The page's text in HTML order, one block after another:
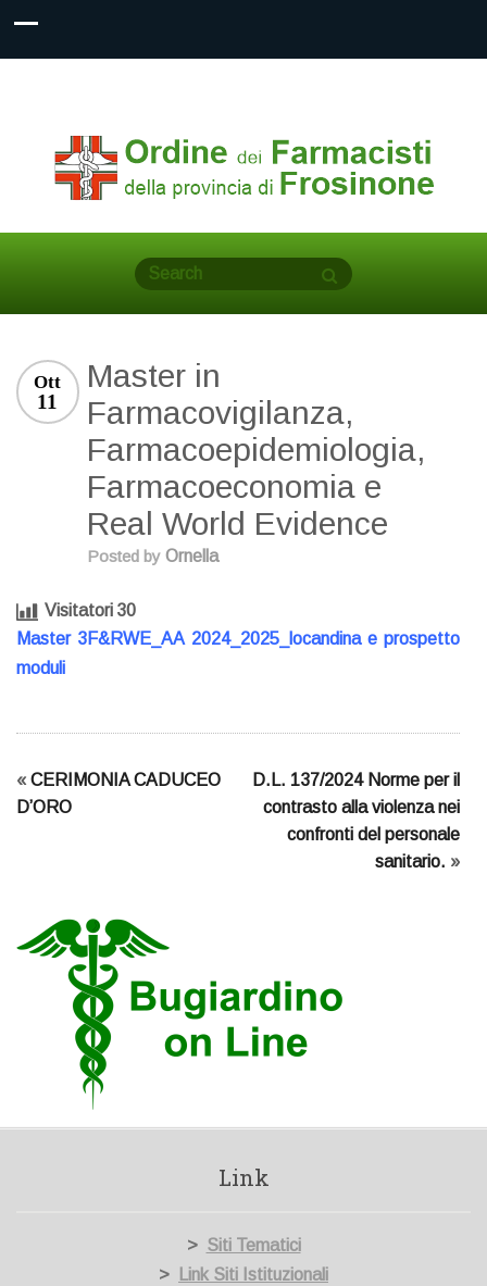
Master in
Farmacovigilanza,
Farmacoepidemiologia,
Farmacoeconomia e
Real World Evidence
Ott
11
Posted by Ornella
Visitatori 30
Master 3F&RWE_AA 2024_2025_locandina e prospetto
moduli
« CERIMONIA CADUCEO
D’ORO
D.L. 137/2024 Norme per il
contrasto alla violenza nei
confronti del personale
sanitario. »
Link
> Siti Tematici
>
Link Siti Istituzionali